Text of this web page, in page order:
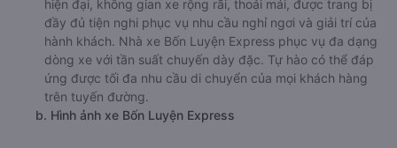
hiện đại, không gian xe rộng rãi, thoải mái, được trang bị
đầy đủ tiện nghi phục vụ nhu cầu nghỉ ngơi và giải trí của
hành khách. Nhà xe Bốn Luyện Express phục vụ đa dạng
dòng xe với tần suất chuyến dày đặc. Tự hào có thể đáp
ứng được tối đa nhu cầu di chuyển của mọi khách hàng
trên tuyến đường.
b. Hình ảnh xe Bốn Luyện Express